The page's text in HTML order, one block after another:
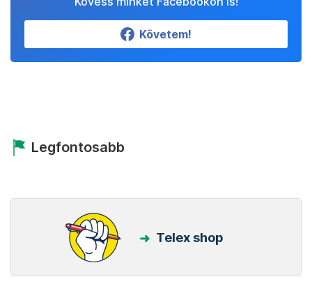
Követem!
Legfontosabb
Telex shop